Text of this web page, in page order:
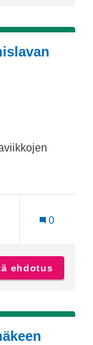
0
ehdotus